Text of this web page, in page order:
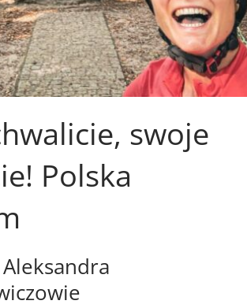
swoje
Polska